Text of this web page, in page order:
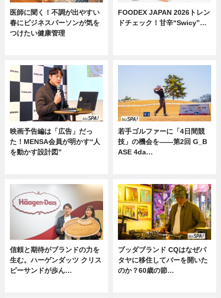
医師に聞く！不調が出やすい
春にビジネスパーソンが気を
つけたい健康管理
FOODEX JAPAN 2026トレン
ドチェック！甘辛“Swicy”…
映画予告編は「広告」だっ
た！MENSA会員が明かす“人
を動かす設計図”
若手ゴルファーに「4日間競
技」の機会を——第2回 G_B
ASE 4da…
信頼と期待がブランドの力を
生む。ハーゲンダッツ クリス
ピーサンドが歩ん…
ブッダブランド CQはなぜパ
タヤに移住してバーを開いた
のか？60歳の節…